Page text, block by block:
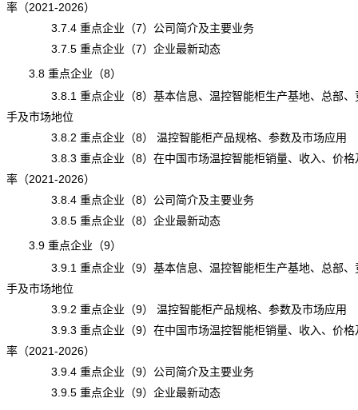
率（2021-2026）
3.7.4 重点企业（7）公司简介及主要业务
3.7.5 重点企业（7）企业最新动态
3.8 重点企业（8）
3.8.1 重点企业（8）基本信息、温控智能柜生产基地、总部、
手及市场地位
3.8.2 重点企业（8） 温控智能柜产品规格、参数及市场应用
3.8.3 重点企业（8）在中国市场温控智能柜销量、收入、价格
率（2021-2026）
3.8.4 重点企业（8）公司简介及主要业务
3.8.5 重点企业（8）企业最新动态
3.9 重点企业（9）
3.9.1 重点企业（9）基本信息、温控智能柜生产基地、总部、
手及市场地位
3.9.2 重点企业（9） 温控智能柜产品规格、参数及市场应用
3.9.3 重点企业（9）在中国市场温控智能柜销量、收入、价格
率（2021-2026）
3.9.4 重点企业（9）公司简介及主要业务
3.9.5 重点企业（9）企业最新动态